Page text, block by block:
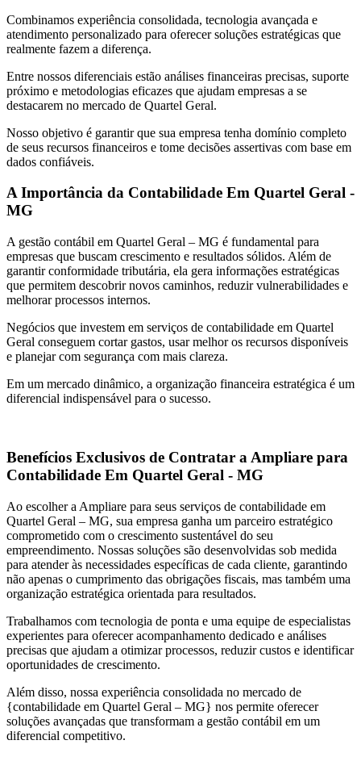
Combinamos experiência consolidada, tecnologia avançada e
atendimento personalizado para oferecer soluções estratégicas que
realmente fazem a diferença.
Entre nossos diferenciais estão análises financeiras precisas, suporte
próximo e metodologias eficazes que ajudam empresas a se
destacarem no mercado de Quartel Geral.
Nosso objetivo é garantir que sua empresa tenha domínio completo
de seus recursos financeiros e tome decisões assertivas com base em
dados confiáveis.
A Importância da Contabilidade Em Quartel Geral -
MG
A gestão contábil em Quartel Geral – MG é fundamental para
empresas que buscam crescimento e resultados sólidos. Além de
garantir conformidade tributária, ela gera informações estratégicas
que permitem descobrir novos caminhos, reduzir vulnerabilidades e
melhorar processos internos.
Negócios que investem em serviços de contabilidade em Quartel
Geral conseguem cortar gastos, usar melhor os recursos disponíveis
e planejar com segurança com mais clareza.
Em um mercado dinâmico, a organização financeira estratégica é um
diferencial indispensável para o sucesso.
Benefícios Exclusivos de Contratar a Ampliare para
Contabilidade Em Quartel Geral - MG
Ao escolher a Ampliare para seus serviços de contabilidade em
Quartel Geral – MG, sua empresa ganha um parceiro estratégico
comprometido com o crescimento sustentável do seu
empreendimento. Nossas soluções são desenvolvidas sob medida
para atender às necessidades específicas de cada cliente, garantindo
não apenas o cumprimento das obrigações fiscais, mas também uma
organização estratégica orientada para resultados.
Trabalhamos com tecnologia de ponta e uma equipe de especialistas
experientes para oferecer acompanhamento dedicado e análises
precisas que ajudam a otimizar processos, reduzir custos e identificar
oportunidades de crescimento.
Além disso, nossa experiência consolidada no mercado de
{contabilidade em Quartel Geral – MG} nos permite oferecer
soluções avançadas que transformam a gestão contábil em um
diferencial competitivo.